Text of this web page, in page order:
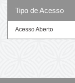
Tipo de Acesso
Acesso Aberto